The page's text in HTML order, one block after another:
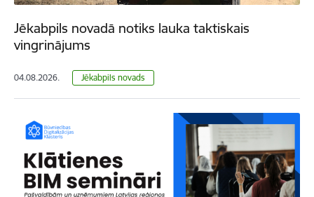
Jēkabpils novadā notiks lauka taktiskais
vingrinājums
04.08.2026. Jēkabpils novads